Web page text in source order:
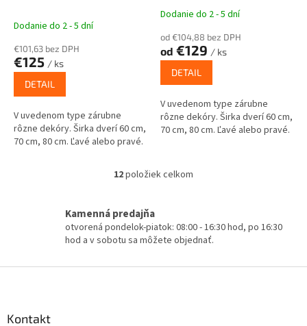
interiérové dvere
Dodanie do 2 - 5 dní
€101,63 bez DPH
€125 / ks
DETAIL
V uvedenom type zárubne
rôzne dekóry. Širka dverí 60 cm,
70 cm, 80 cm. Ľavé alebo pravé.
Obložková zárubňa pre
Priemerné
produktu
je
hviezdičiek.
Dodanie do 2 - 5 dní
od €104,88 bez DPH
od €129 / ks
DETAIL
V uvedenom type zárubne
rôzne dekóry. Širka dverí 60 cm,
70 cm, 80 cm. Ľavé alebo pravé.
O
á
d
a
i
12položiek celkom
Kamenná predajňa
otvorená pondelok-piatok: 08:00 - 16:30 hod, po 16:30
hod a v sobotu sa môžete objednať.
Kontakt